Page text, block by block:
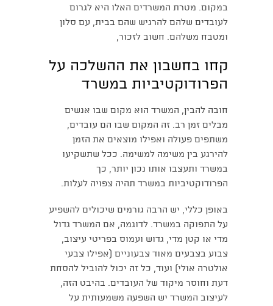
במקום. מטרת המשרדים האלו היא לגרום
לעובדים שלהם להרגיש שהם בבית, עם סלון
ומטבח משלהם. חשוב לזכור,
קחו בחשבון את ההשלכה על
הפרודוקטיביות במשרד
חובה להבין, המשרד הוא מקום שבו אנשים
מבלים זמן רב. זה המקום שבו הם עובדים,
משתפים פעולה ואפילו מוצאים את הזמן
להירגע בין משימה למשימה. ככל שתשקיעו
במשרד ותעצבו אותו נכון יותר, כך
הפרודוקטיביות במשרד תהיה צפויה לעלות.
באופן כללי, יש הרבה גורמים שיכולים להשפיע
על התפוקה במשרד. לדוגמה, אם המשרד גדול
מדי או קטן מדי, גדוש ועמוס בפריטי עיצוב,
צבוע בצבעים מאוד צבעוניים (אפילו צבעי
אולטרה אולי) ועוד, כל זה יכול להוביל להסחת
דעת וחוסר מיקוד של העובדים. בהיבט הזה,
לעיצוב המשרד יש השפעה משמעותית על